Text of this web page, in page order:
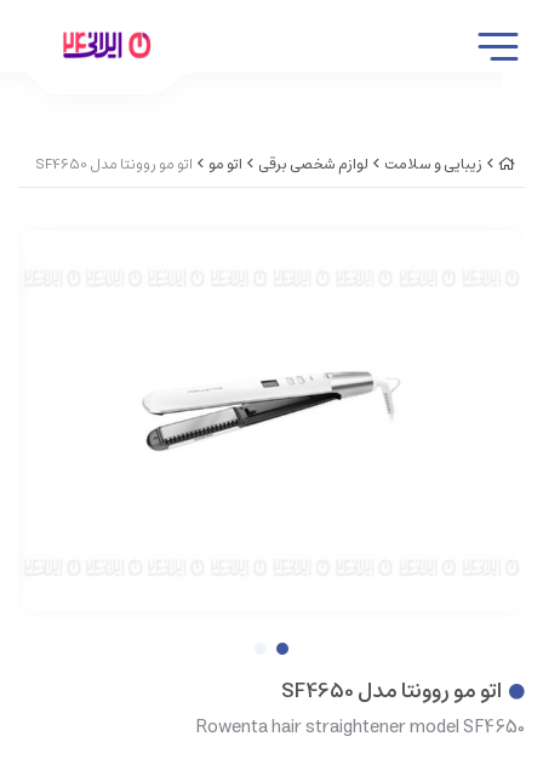
زیبایی و سلامت لوازم شخصی برقی اتو مو اتو مو روونتا مدل SF4650
اتو مو روونتا مدل SF4650
Rowenta hair straightener model SF4650